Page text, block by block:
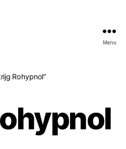
Menu
Rohypnol”